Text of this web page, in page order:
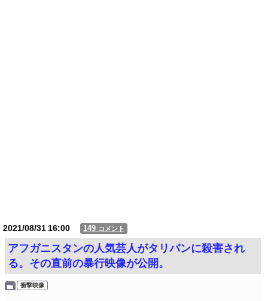
2021/08/3116:00 149 コメント
アフガニスタンの人気芸人がタリバンに殺害され
る。その直前の暴行映像が公開。
衝撃映像